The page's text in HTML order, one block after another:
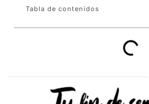
Tabla de contenidos